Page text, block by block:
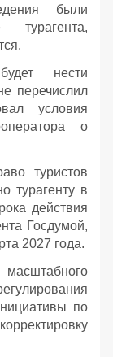
были
нести
перечислил
условия
о
туристов
турагенту в
действия
Госдумой,
2027 года.
по